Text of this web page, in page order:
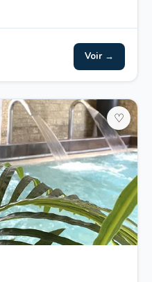
Voir →
♡